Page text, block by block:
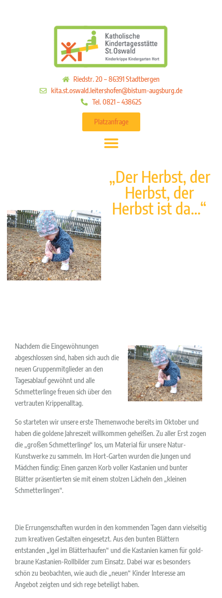
Riedstr. 20 – 86391 Stadtbergen
kita.st.oswald.leitershofen@bistum-augsburg.de
Tel. 0821 – 438625
Platzanfrage
„Der Herbst, der
Herbst, der
Herbst ist da…“
Nachdem die Eingewöhnungen
abgeschlossen sind, haben sich auch die
neuen Gruppenmitglieder an den
Tagesablauf gewöhnt und alle
Schmetterlinge freuen sich über den
vertrauten Krippenalltag.
So starteten wir unsere erste Themenwoche bereits im Oktober und
haben die goldene Jahreszeit willkommen geheißen. Zu aller Erst zogen
die „großen Schmetterlinge“ los, um Material für unsere Natur-
Kunstwerke zu sammeln. Im Hort-Garten wurden die Jungen und
Mädchen fündig: Einen ganzen Korb voller Kastanien und bunter
Blätter präsentierten sie mit einem stolzen Lächeln den „kleinen
Schmetterlingen“.
Die Errungenschaften wurden in den kommenden Tagen dann vielseitig
zum kreativen Gestalten eingesetzt. Aus den bunten Blättern
entstanden „Igel im Blätterhaufen“ und die Kastanien kamen für gold-
braune Kastanien-Rollbilder zum Einsatz. Dabei war es besonders
schön zu beobachten, wie auch die „neuen“ Kinder Interesse am
Angebot zeigten und sich rege beteiligt haben.